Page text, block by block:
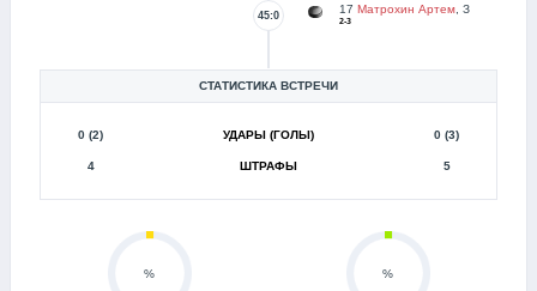
17 Матрохин Артем , З
2-3
45:0
СТАТИСТИКА ВСТРЕЧИ
0 (2) УДАРЫ (ГОЛЫ) 0 (3)
4 ШТРАФЫ 5
% %